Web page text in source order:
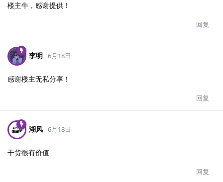
楼主牛，感谢提供！
回复
李明 6月18日
感谢楼主无私分享！
回复
湖风 6月18日
干货很有价值
回复